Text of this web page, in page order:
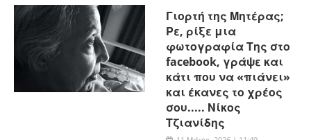
Γιορτή της Μητέρας;
Ρε, ρίξε μια
φωτογραφία Της στο
facebook, γράψε και
κάτι που να «πιάνει»
και έκανες το χρέος
σου..... Νίκος
Τζιανίδης